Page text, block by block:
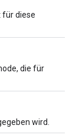
für diese
die für
wird.